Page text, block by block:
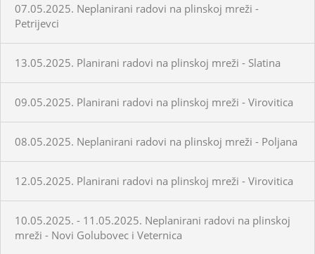
07.05.2025. Neplanirani radovi na plinskoj mreži -
Petrijevci
13.05.2025. Planirani radovi na plinskoj mreži - Slatina
09.05.2025. Planirani radovi na plinskoj mreži - Virovitica
08.05.2025. Neplanirani radovi na plinskoj mreži - Poljana
12.05.2025. Planirani radovi na plinskoj mreži - Virovitica
10.05.2025. - 11.05.2025. Neplanirani radovi na plinskoj
mreži - Novi Golubovec i Veternica